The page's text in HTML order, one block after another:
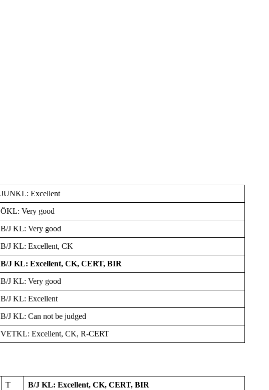
JUNKL: Excellent
ÖKL: Very good
B/J KL: Very good
B/J KL: Excellent, CK
B/J KL: Excellent, CK, CERT, BIR
B/J KL: Very good
B/J KL: Excellent
B/J KL: Can not be judged
VETKL: Excellent, CK, R-CERT
T B/J KL: Excellent, CK, CERT, BIR